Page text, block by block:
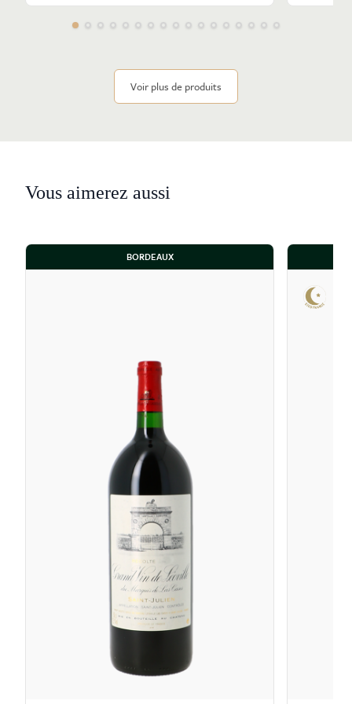
sélectionné des plants dépourvus de viroses dans la
De nos jours, 25 hectares sont plantés en cépages
hectare. Les vignes d’un âge moyen de 30 ans sont
de métronome. Régulièrement des parcelles sont
mises en jachère durant trois ans.
contribué à la renommée du Château La Mission Haut-
production à partir de 1931. Aussi, ce vin blanc porta le
nom de Château Laville Haut-Brion entre 1931 et 2008.
Il ne retrouva son nom de Château La Mission Haut-
Brion blanc qu’en 2009. Vinifié en barriques de 225
litres et bâtonné durant l’élevage afin de lui apporter
une assise minérale, ce grand vin blanc est élaboré
avec une forte proportion de sémillon, qui peut
néanmoins varier d’un millésime à l’autre.
La Chapelle de La Mission Haut-Brion, second vin
rouge du domaine fut créé en 1991. Cette cuvée
intègre les raisins des jeunes vignobles et bénéficie des
mêmes soins que le premier vin. À partir de 2006, la
Chapelle de la Mission Haut-Brion a inclus les raisins du
plus petit cru classé de Graves, le Château La Tour
Clarence Dillon. Ce dernier a contribué à enrichir les
vins de la cuvée la Chapelle. Ainsi, La Chapelle de la
Voir plus de produits
Vous aimerez aussi
BORDEAUX